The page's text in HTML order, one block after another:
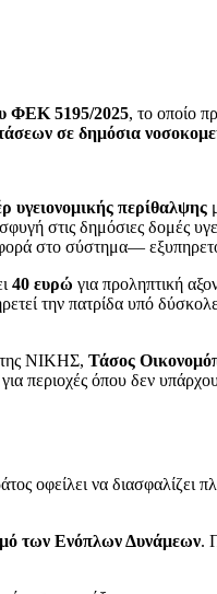
ΦΕΚ 5195/2025, το οποίο
σε δημόσια
υγειονομικής περίθαλψης
στις δημόσιες δομές
στο σύστημα—
40 ευρώ για προληπτική
την πατρίδα υπό
της ΝΙΚΗΣ, Τάσος
περιοχές όπου δεν
οφείλει να διασφαλίζει
των Ενόπλων Δυνάμεων.